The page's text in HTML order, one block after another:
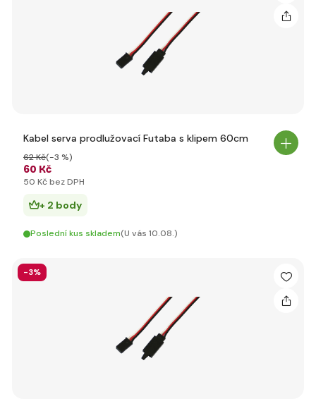
Kabel serva prodlužovací Futaba s klipem 60cm
60 Kč
62 Kč(-3 %)
50 Kč bez DPH
+ 2 body
Poslední kus skladem(U vás 10.08.)
-3%